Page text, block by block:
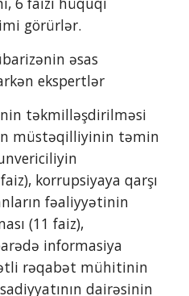
görürlər.
əsas
ekspertlər
təkmilləşdirilməsi
müstəqilliyinin təmin
korrupsiyaya qarşı
fəaliyyətinin
(11 faiz),
informasiya
rəqabət mühitinin
dairəsinin